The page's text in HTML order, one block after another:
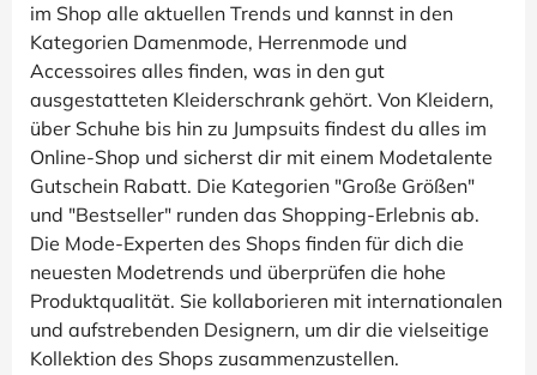
im Shop alle aktuellen Trends und kannst in den
Kategorien Damenmode, Herrenmode und
Accessoires alles finden, was in den gut
ausgestatteten Kleiderschrank gehört. Von Kleidern,
über Schuhe bis hin zu Jumpsuits findest du alles im
Online-Shop und sicherst dir mit einem Modetalente
Gutschein Rabatt. Die Kategorien "Große Größen"
und "Bestseller" runden das Shopping-Erlebnis ab.
Die Mode-Experten des Shops finden für dich die
neuesten Modetrends und überprüfen die hohe
Produktqualität. Sie kollaborieren mit internationalen
und aufstrebenden Designern, um dir die vielseitige
Kollektion des Shops zusammenzustellen.